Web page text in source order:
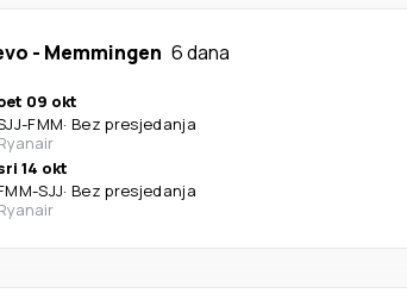
- Memmingen 6 dana
09 okt
-FMM· Bez presjedanja
14 okt
-SJJ· Bez presjedanja